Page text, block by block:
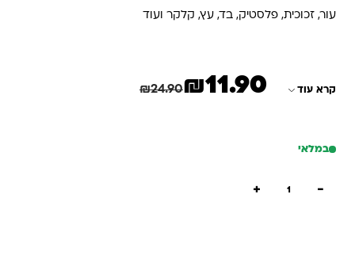
עור, זכוכית, פלסטיק, בד, עץ, קלקר ועוד
קרא עוד ₪24.90
המחיר המקורי היה: ₪24.90.
₪11.90
המחיר הנוכחי הוא: ₪11.90.
במלאי
−
+